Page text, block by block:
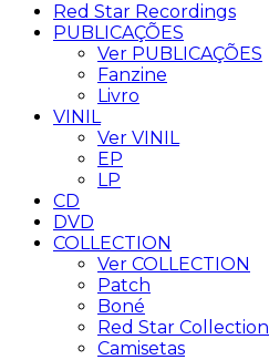
Red Star Recordings
PUBLICAÇÕES
Ver PUBLICAÇÕES
Fanzine
Livro
VINIL
Ver VINIL
EP
LP
CD
DVD
COLLECTION
Ver COLLECTION
Patch
Boné
Red Star Collection
Camisetas